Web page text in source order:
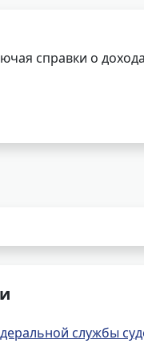
справки о
службы